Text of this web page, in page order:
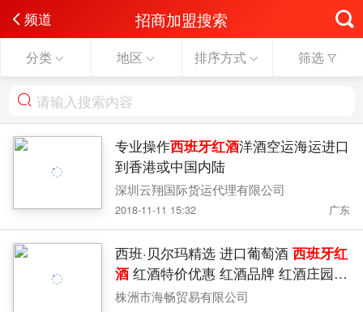
频道 招商加盟搜索
分类 地区 排序方式 筛选
专业操作西班牙红酒洋酒空运海运进口
到香港或中国内陆
深圳云翔国际货运代理有限公司
2018-11-11 15:32 广东
西班·贝尔玛精选 进口葡萄酒 西班牙红
酒红酒特价优惠 红酒品牌 红酒庄园
法国红酒
株洲市海畅贸易有限公司